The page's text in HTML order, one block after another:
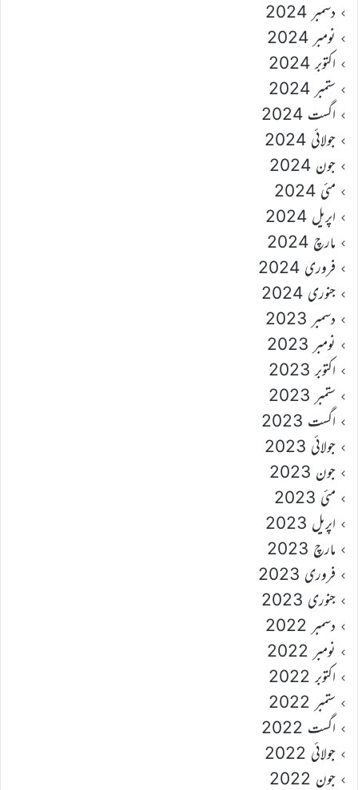
دسمبر 2024
نومبر 2024
اکتوبر 2024
ستمبر 2024
اگست 2024
جولائی 2024
جون 2024
مئی 2024
اپریل 2024
مارچ 2024
فروری 2024
جنوری 2024
دسمبر 2023
نومبر 2023
اکتوبر 2023
ستمبر 2023
اگست 2023
جولائی 2023
جون 2023
مئی 2023
اپریل 2023
مارچ 2023
فروری 2023
جنوری 2023
دسمبر 2022
نومبر 2022
اکتوبر 2022
ستمبر 2022
اگست 2022
جولائی 2022
جون 2022